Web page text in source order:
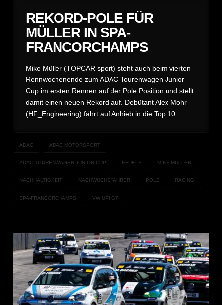
REKORD-POLE FÜR
MÜLLER IN SPA-
FRANCORCHAMPS
Mike Müller (TOPCAR sport) steht auch beim vierten
Rennwochenende zum ADAC Tourenwagen Junior
Cup im ersten Rennen auf der Pole Position und stellt
damit einen neuen Rekord auf. Debütant Alex Mohr
(HF_Engineering) fährt auf Anhieb in die Top 10.
ADAC ADAC MOTORSPORT
ADAC TOURENWAGEN JUNIOR CUP EFUELS MIKE MÜLLER
NACHHALTIGKEIT NACHWUCHSFAHRER POLE RACING
SPA-FRANCORCHAMPS VW UP! GTI